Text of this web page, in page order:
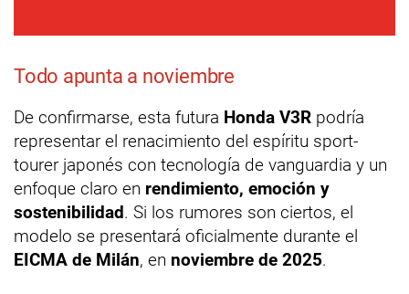
Todo apunta a noviembre
De confirmarse, esta futura Honda V3R podría
representar el renacimiento del espíritu sport-
tourer japonés con tecnología de vanguardia y un
enfoque claro en rendimiento, emoción y
sostenibilidad. Si los rumores son ciertos, el
modelo se presentará oficialmente durante el
EICMA de Milán, en noviembre de 2025.